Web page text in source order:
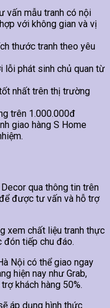
vấn mẫu tranh có nội
với không gian và vị
thước tranh theo yêu
lỗi phát sinh chủ quan từ
nhất trên thị trường
trên 1.000.000đ
giao hàng S Home
qua thông tin trên
được tư vấn và hỗ trợ
xem chất liệu tranh thực
tiếp chu đáo.
Nội có thể giao ngay
hiện nay như Grab,
khách hàng 50%.
áp dụng hình thức